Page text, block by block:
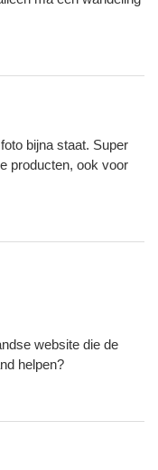
bijna staat. Super
producten, ook voor
website die de
helpen?